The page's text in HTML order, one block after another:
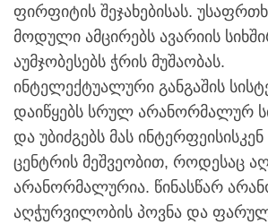
ფირფიტის შეჯახებისას.
მოდული ამცირებს ავარიის
აუმჯობესებს ჭრის მუშაობას.
ინტელექტუალური განგაშის
დაიწყებს სრულ არანორმალურ
და უბიძგებს მას
ცენტრის მეშვეობით, როდესაც
არანორმალურია. წინასწარ
აღჭურვილობის პოვნა და